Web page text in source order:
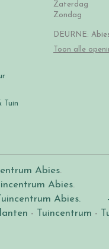
Tuin
Zaterdag
Zondag
DEURNE:
Toon alle
Abies.
Abies.
Abies.
- Tuincentrum -